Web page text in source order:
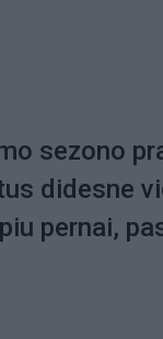
sezono
didesne
pernai,